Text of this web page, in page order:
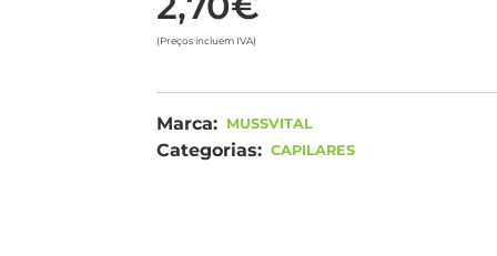
(Preços incluem IVA)
Marca: MUSSVITAL
Categorias: CAPILARES